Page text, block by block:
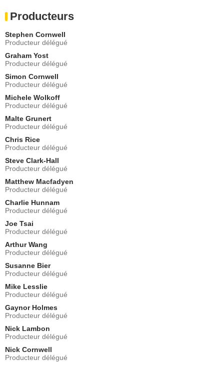
Producteurs
Stephen Cornwell
Producteur délégué
Graham Yost
Producteur délégué
Simon Cornwell
Producteur délégué
Michele Wolkoff
Producteur délégué
Malte Grunert
Producteur délégué
Chris Rice
Producteur délégué
Steve Clark-Hall
Producteur délégué
Matthew Macfadyen
Producteur délégué
Charlie Hunnam
Producteur délégué
Joe Tsai
Producteur délégué
Arthur Wang
Producteur délégué
Susanne Bier
Producteur délégué
Mike Lesslie
Producteur délégué
Gaynor Holmes
Producteur délégué
Nick Lambon
Producteur délégué
Nick Cornwell
Producteur délégué